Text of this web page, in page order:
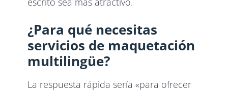
¿Para qué necesitas
servicios de maquetación
multilingüe?
La respuesta rápida sería «para ofrecer